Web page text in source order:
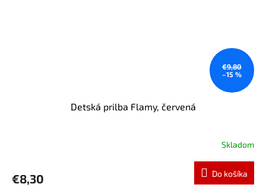
€9,80
–15 %
Detská prilba Flamy, červená
Skladom
€8,30 Do košíka